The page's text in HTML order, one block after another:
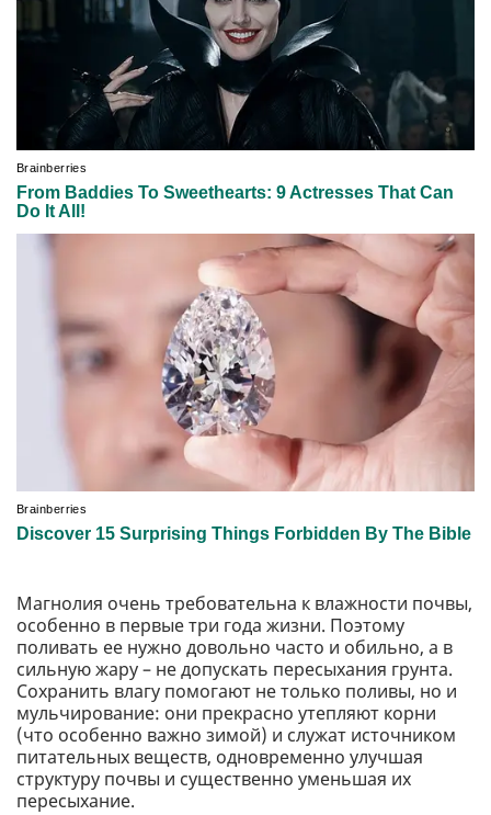
Магнолия очень требовательна к влажности почвы,
особенно в первые три года жизни. Поэтому
поливать ее нужно довольно часто и обильно, а в
сильную жару – не допускать пересыхания грунта.
Сохранить влагу помогают не только поливы, но и
мульчирование: они прекрасно утепляют корни
(что особенно важно зимой) и служат источником
питательных веществ, одновременно улучшая
структуру почвы и существенно уменьшая их
пересыхание.